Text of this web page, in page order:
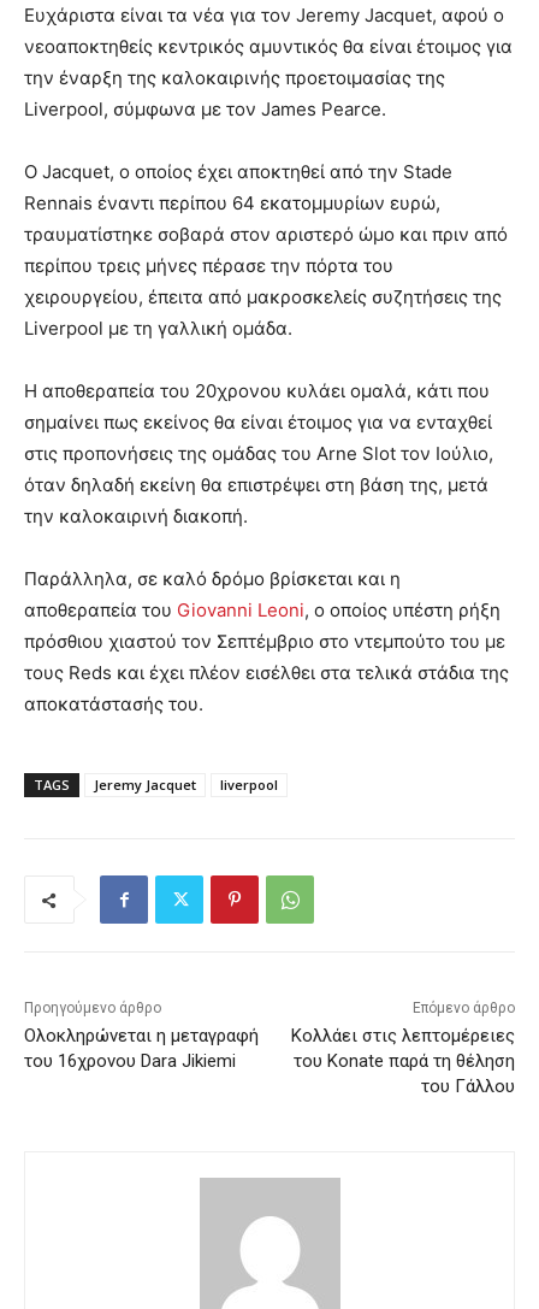
Ευχάριστα είναι τα νέα για τον Jeremy Jacquet, αφού ο
νεοαποκτηθείς κεντρικός αμυντικός θα είναι έτοιμος για
την έναρξη της καλοκαιρινής προετοιμασίας της
Liverpool, σύμφωνα με τον James Pearce.
Ο Jacquet, ο οποίος έχει αποκτηθεί από την Stade
Rennais έναντι περίπου 64 εκατομμυρίων ευρώ,
τραυματίστηκε σοβαρά στον αριστερό ώμο και πριν από
περίπου τρεις μήνες πέρασε την πόρτα του
χειρουργείου, έπειτα από μακροσκελείς συζητήσεις της
Liverpool με τη γαλλική ομάδα.
Η αποθεραπεία του 20χρονου κυλάει ομαλά, κάτι που
σημαίνει πως εκείνος θα είναι έτοιμος για να ενταχθεί
στις προπονήσεις της ομάδας του Arne Slot τον Ιούλιο,
όταν δηλαδή εκείνη θα επιστρέψει στη βάση της, μετά
την καλοκαιρινή διακοπή.
Παράλληλα, σε καλό δρόμο βρίσκεται και η
αποθεραπεία του Giovanni Leoni, ο οποίος υπέστη ρήξη
πρόσθιου χιαστού τον Σεπτέμβριο στο ντεμπούτο του με
τους Reds και έχει πλέον εισέλθει στα τελικά στάδια της
αποκατάστασής του.
TAGS Jeremy Jacquet liverpool
Προηγούμενο άρθρο
Ολοκληρώνεται η μεταγραφή
του 16χρονου Dara Jikiemi
Επόμενο άρθρο
Κολλάει στις λεπτομέρειες
του Konate παρά τη θέληση
του Γάλλου